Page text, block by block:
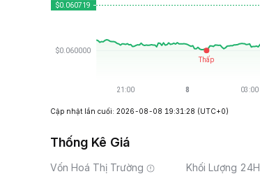
Cập nhật lần cuối: 2026-08-08 19:31:28 (UTC+0)
Thống Kê Giá
Vốn Hoá Thị Trường Khối Lượng 24H